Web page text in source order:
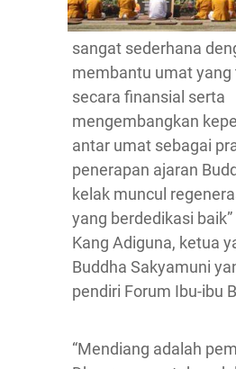
sangat sederhana
membantu umat yang
secara finansial serta
mengembangkan
antar umat sebagai
penerapan ajaran
kelak muncul
yang berdedikasi
Kang Adiguna, ketua
Buddha Sakyamuni
pendiri Forum Ibu-ibu
“Mendiang adalah